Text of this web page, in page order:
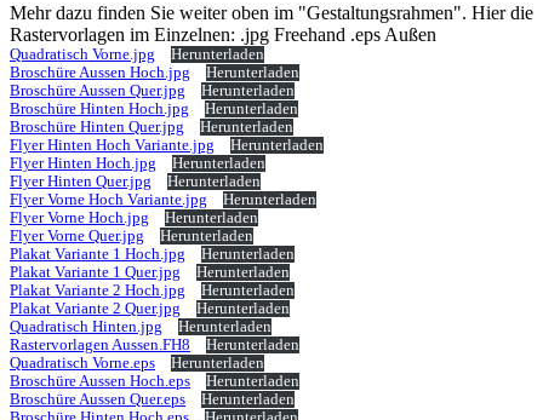
Mehr dazu finden Sie weiter oben im "Gestaltungsrahmen". Hier die
Rastervorlagen im Einzelnen: .jpg Freehand .eps Außen
Quadratisch Vorne.jpg
Herunterladen
Broschüre Aussen Hoch.jpg
Herunterladen
Broschüre Aussen Quer.jpg
Herunterladen
Broschüre Hinten Hoch.jpg
Herunterladen
Broschüre Hinten Quer.jpg
Herunterladen
Flyer Hinten Hoch Variante.jpg
Herunterladen
Flyer Hinten Hoch.jpg
Herunterladen
Flyer Hinten Quer.jpg
Herunterladen
Flyer Vorne Hoch Variante.jpg
Herunterladen
Flyer Vorne Hoch.jpg
Herunterladen
Flyer Vorne Quer.jpg
Herunterladen
Plakat Variante 1 Hoch.jpg
Herunterladen
Plakat Variante 1 Quer.jpg
Herunterladen
Plakat Variante 2 Hoch.jpg
Herunterladen
Plakat Variante 2 Quer.jpg
Herunterladen
Quadratisch Hinten.jpg
Herunterladen
Rastervorlagen Aussen.FH8
Herunterladen
Quadratisch Vorne.eps
Herunterladen
Broschüre Aussen Hoch.eps
Herunterladen
Broschüre Aussen Quer.eps
Herunterladen